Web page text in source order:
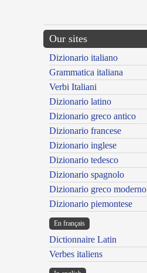
Our sites
Dizionario italiano
Grammatica italiana
Verbi Italiani
Dizionario latino
Dizionario greco antico
Dizionario francese
Dizionario inglese
Dizionario tedesco
Dizionario spagnolo
Dizionario greco moderno
Dizionario piemontese
En français
Dictionnaire Latin
Verbes italiens